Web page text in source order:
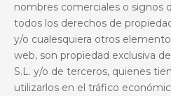
nombres comerciales o signos
todos los derechos de
y/o cualesquiera otros
web, son propiedad exclusiva
S.L. y/o de terceros, quienes
utilizarlos en el tráfico